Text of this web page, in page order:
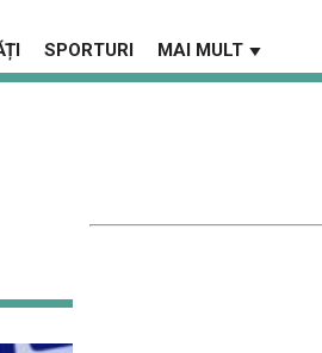
SPORTURI MAI MULT ▼